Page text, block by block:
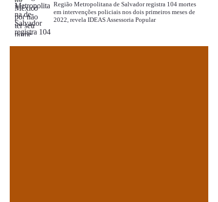
Região Metropolitana de Salvador registra 104 mortes
em intervenções policiais nos dois primeiros meses de
2022, revela IDEAS Assessoria Popular